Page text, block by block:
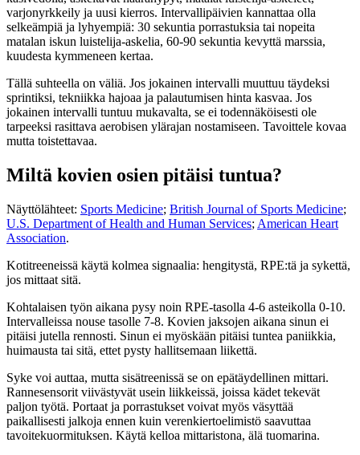
varjonyrkkeily ja uusi kierros. Intervallipäivien kannattaa olla
selkeämpiä ja lyhyempiä: 30 sekuntia porrastuksia tai nopeita
matalan iskun luistelija-askelia, 60-90 sekuntia kevyttä marssia,
kuudesta kymmeneen kertaa.
Tällä suhteella on väliä. Jos jokainen intervalli muuttuu täydeksi
sprintiksi, tekniikka hajoaa ja palautumisen hinta kasvaa. Jos
jokainen intervalli tuntuu mukavalta, se ei todennäköisesti ole
tarpeeksi rasittava aerobisen ylärajan nostamiseen. Tavoittele kovaa
mutta toistettavaa.
Miltä kovien osien pitäisi tuntua?
Näyttölähteet: Sports Medicine; British Journal of Sports Medicine;
U.S. Department of Health and Human Services; American Heart
Association.
Kotitreeneissä käytä kolmea signaalia: hengitystä, RPE:tä ja sykettä,
jos mittaat sitä.
Kohtalaisen työn aikana pysy noin RPE-tasolla 4-6 asteikolla 0-10.
Intervalleissa nouse tasolle 7-8. Kovien jaksojen aikana sinun ei
pitäisi jutella rennosti. Sinun ei myöskään pitäisi tuntea paniikkia,
huimausta tai sitä, ettet pysty hallitsemaan liikettä.
Syke voi auttaa, mutta sisätreenissä se on epätäydellinen mittari.
Rannesensorit viivästyvät usein liikkeissä, joissa kädet tekevät
paljon työtä. Portaat ja porrastukset voivat myös väsyttää
paikallisesti jalkoja ennen kuin verenkiertoelimistö saavuttaa
tavoitekuormituksen. Käytä kelloa mittaristona, älä tuomarina.